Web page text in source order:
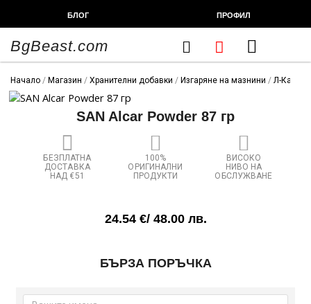
БЛОГ ПРОФИЛ
BgBeast.com Cart
Начало / Магазин / Хранителни добавки / Изгаряне на мазнини / Л-
SAN Alcar Powder 87 гр
БЕЗПЛАТНА
ДОСТАВКА
НАД €51
100%
ОРИГИНАЛНИ
ПРОДУКТИ
ВИСОКО
НИВО НА
ОБСЛУЖВАНЕ
24.54 €/ 48.00 лв.
Alcar
БЪРЗА ПОРЪЧКА